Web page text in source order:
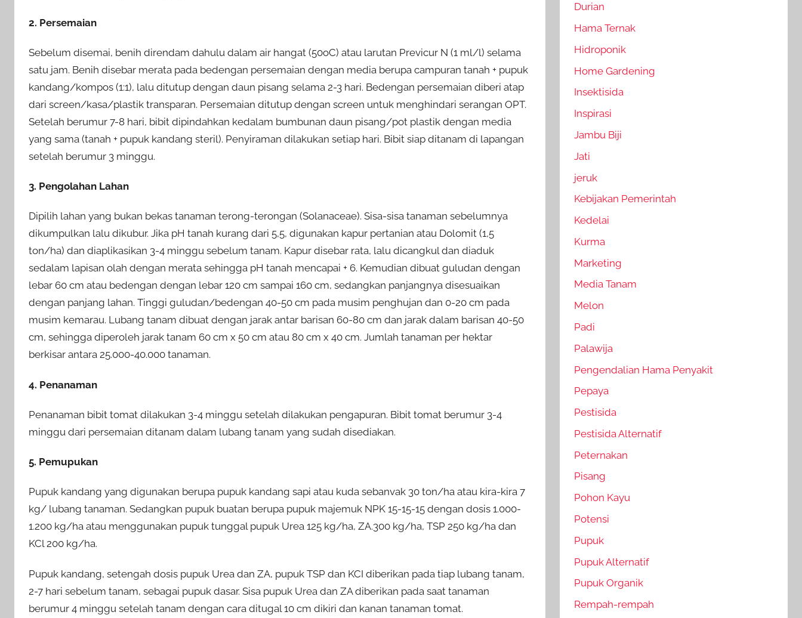
2. Persemaian
Sebelum disemai, benih direndam dahulu dalam air hangat (50oC) atau larutan Previcur N (1 ml/l) selama
satu jam. Benih disebar merata pada bedengan persemaian dengan media berupa campuran tanah + pupuk
kandang/kompos (1:1), lalu ditutup dengan daun pisang selama 2-3 hari. Bedengan persemaian diberi atap
dari screen/kasa/plastik transparan. Persemaian ditutup dengan screen untuk menghindari serangan OPT.
Setelah berumur 7-8 hari, bibit dipindahkan kedalam bumbunan daun pisang/pot plastik dengan media
yang sama (tanah + pupuk kandang steril). Penyiraman dilakukan setiap hari. Bibit siap ditanam di lapangan
setelah berumur 3 minggu.
3. Pengolahan Lahan
Dipilih lahan yang bukan bekas tanaman terong-terongan (Solanaceae). Sisa-sisa tanaman sebelumnya
dikumpulkan lalu dikubur. Jika pH tanah kurang dari 5,5, digunakan kapur pertanian atau Dolomit (1,5
ton/ha) dan diaplikasikan 3-4 minggu sebelum tanam. Kapur disebar rata, lalu dicangkul dan diaduk
sedalam lapisan olah dengan merata sehingga pH tanah mencapai + 6. Kemudian dibuat guludan dengan
lebar 60 cm atau bedengan dengan lebar 120 cm sampai 160 cm, sedangkan panjangnya disesuaikan
dengan panjang lahan. Tinggi guludan/bedengan 40-50 cm pada musim penghujan dan 0-20 cm pada
musim kemarau. Lubang tanam dibuat dengan jarak antar barisan 60-80 cm dan jarak dalam barisan 40-50
cm, sehingga diperoleh jarak tanam 60 cm x 50 cm atau 80 cm x 40 cm. Jumlah tanaman per hektar
berkisar antara 25.000-40.000 tanaman.
4. Penanaman
Penanaman bibit tomat dilakukan 3-4 minggu setelah dilakukan pengapuran. Bibit tomat berumur 3-4
minggu dari persemaian ditanam dalam lubang tanam yang sudah disediakan.
5. Pemupukan
Pupuk kandang yang digunakan berupa pupuk kandang sapi atau kuda sebanvak 30 ton/ha atau kira-kira 7
kg/ lubang tanaman. Sedangkan pupuk buatan berupa pupuk majemuk NPK 15-15-15 dengan dosis 1.000-
1.200 kg/ha atau menggunakan pupuk tunggal pupuk Urea 125 kg/ha, ZA.300 kg/ha, TSP 250 kg/ha dan
KCl 200 kg/ha.
Pupuk kandang, setengah dosis pupuk Urea dan ZA, pupuk TSP dan KCI diberikan pada tiap lubang tanam,
2-7 hari sebelum tanam, sebagai pupuk dasar. Sisa pupuk Urea dan ZA diberikan pada saat tanaman
berumur 4 minggu setelah tanam dengan cara ditugal 10 cm dikiri dan kanan tanaman tomat.
Durian
Hama Ternak
Hidroponik
Home Gardening
Insektisida
Inspirasi
Jambu Biji
Jati
jeruk
Kebijakan Pemerintah
Kedelai
Kurma
Marketing
Media Tanam
Melon
Padi
Palawija
Pengendalian Hama Penyakit
Pepaya
Pestisida
Pestisida Alternatif
Peternakan
Pisang
Pohon Kayu
Potensi
Pupuk
Pupuk Alternatif
Pupuk Organik
Rempah-rempah